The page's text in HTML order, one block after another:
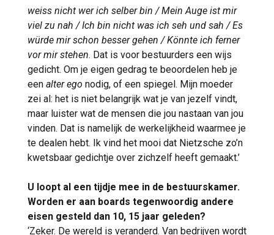
weiss nicht wer ich selber bin / Mein Auge ist mir
viel zu nah / Ich bin nicht was ich seh und sah / Es
würde mir schon besser gehen / Könnte ich ferner
vor mir stehen. Dat is voor bestuurders een wijs
gedicht. Om je eigen gedrag te beoordelen heb je
een alter ego nodig, of een spiegel. Mijn moeder
zei al: het is niet belangrijk wat je van jezelf vindt,
maar luister wat de mensen die jou nastaan van jou
vinden. Dat is namelijk de werkelijkheid waarmee je
te dealen hebt. Ik vind het mooi dat Nietzsche zo’n
kwetsbaar gedichtje over zichzelf heeft gemaakt.’
U loopt al een tijdje mee in de bestuurskamer.
Worden er aan boards tegenwoordig andere
eisen gesteld dan 10, 15 jaar geleden?
‘Zeker. De wereld is veranderd. Van bedrijven wordt